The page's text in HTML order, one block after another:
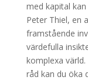
med kapital
Peter Thiel, en
framstående
värdefulla
komplexa
råd kan du öka